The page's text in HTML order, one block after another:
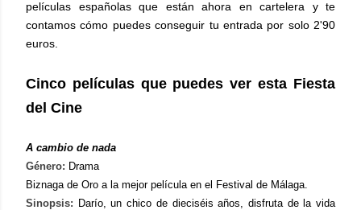
películas españolas que están ahora en cartelera y te
contamos cómo puedes conseguir tu entrada por solo 2'90
euros.
Cinco películas que puedes ver esta Fiesta
del Cine
A cambio de nada
Género: Drama
Biznaga de Oro a la mejor película en el Festival de Málaga.
Sinopsis: Darío, un chico de dieciséis años, disfruta de la vida